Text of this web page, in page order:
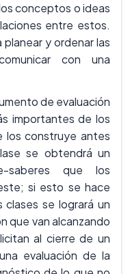
conceptos o ideas
entre estos.
y ordenar las
con una
de evaluación
importantes de los
los construye antes
se obtendrá un
saberes que los
si esto se hace
se logrará un
que van alcanzando
al cierre de un
evaluación de la